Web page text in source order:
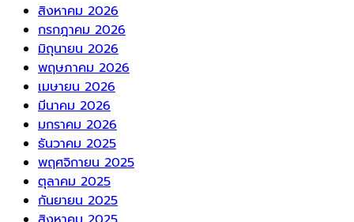
สิงหาคม 2026
กรกฎาคม 2026
มิถุนายน 2026
พฤษภาคม 2026
เมษายน 2026
มีนาคม 2026
มกราคม 2026
ธันวาคม 2025
พฤศจิกายน 2025
ตุลาคม 2025
กันยายน 2025